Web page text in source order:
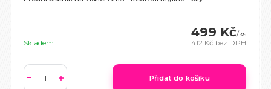
499 Kč/ks
412 Kč bez DPH
Skladem
Přidat do košíku